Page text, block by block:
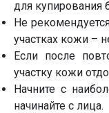
для купирования
Не
участках кожи –
Если после
участку кожи
Начните с
начинайте с лица.